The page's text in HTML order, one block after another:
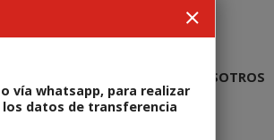
vía whatsapp, para realizar
datos de transferencia
NOSOTROS